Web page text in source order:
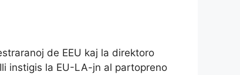
de EEU kaj la direktoro
instigis la EU-LA-jn al partopreno